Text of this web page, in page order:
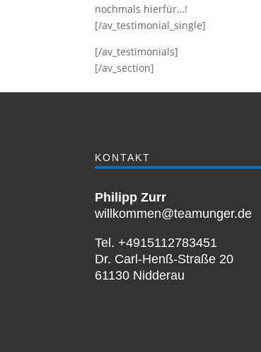
nochmals hierfür…!
[/av_testimonial_single]
[/av_testimonials]
[/av_section]
KONTAKT
Philipp Zurr
willkommen@teamunger.de
Tel. +4915112783451
Dr. Carl-Henß-Straße 20
61130 Nidderau